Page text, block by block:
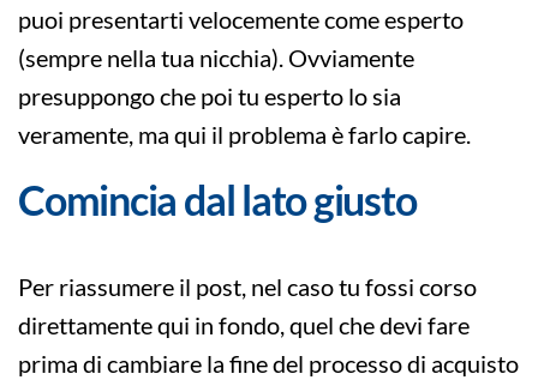
puoi presentarti velocemente come esperto
(sempre nella tua nicchia). Ovviamente
presuppongo che poi tu esperto lo sia
veramente, ma qui il problema è farlo capire.
Comincia dal lato giusto
Per riassumere il post, nel caso tu fossi corso
direttamente qui in fondo, quel che devi fare
prima di cambiare la fine del processo di acquisto